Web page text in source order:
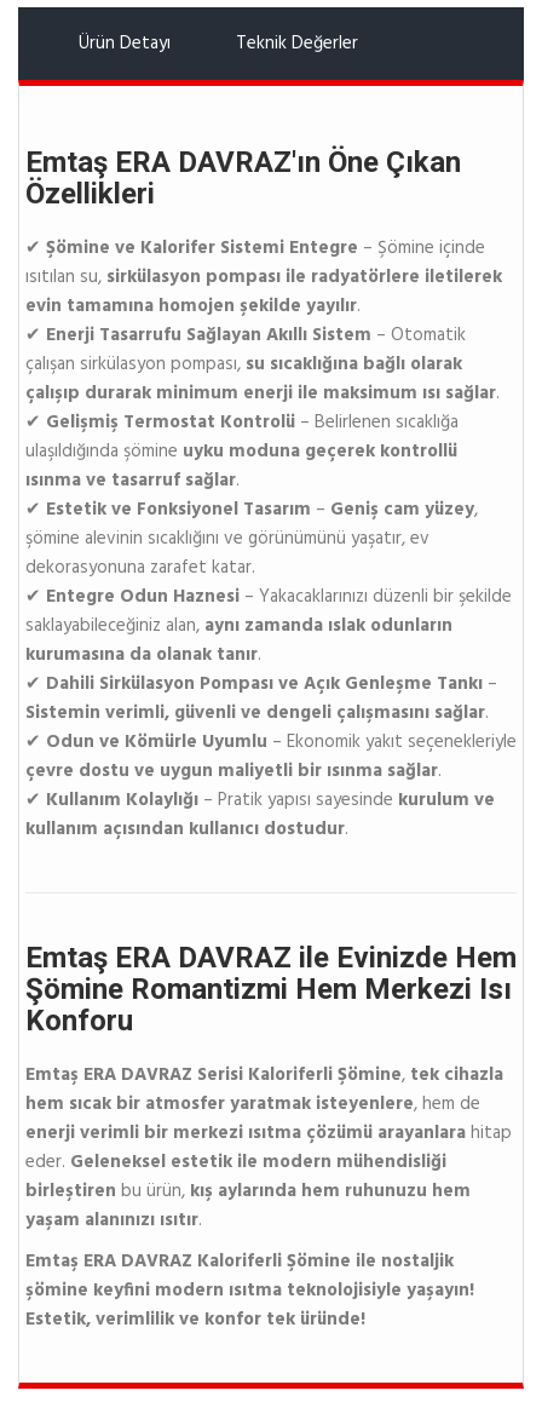
Ürün Detayı Teknik Değerler
Emtaş ERA DAVRAZ'ın Öne Çıkan
Özellikleri
✔ Şömine ve Kalorifer Sistemi Entegre – Şömine içinde
ısıtılan su, sirkülasyon pompası ile radyatörlere iletilerek
evin tamamına homojen şekilde yayılır.
✔ Enerji Tasarrufu Sağlayan Akıllı Sistem – Otomatik
çalışan sirkülasyon pompası, su sıcaklığına bağlı olarak
çalışıp durarak minimum enerji ile maksimum ısı sağlar.
✔ Gelişmiş Termostat Kontrolü – Belirlenen sıcaklığa
ulaşıldığında şömine uyku moduna geçerek kontrollü
ısınma ve tasarruf sağlar.
✔ Estetik ve Fonksiyonel Tasarım – Geniş cam yüzey,
şömine alevinin sıcaklığını ve görünümünü yaşatır, ev
dekorasyonuna zarafet katar.
✔ Entegre Odun Haznesi – Yakacaklarınızı düzenli bir şekilde
saklayabileceğiniz alan, aynı zamanda ıslak odunların
kurumasına da olanak tanır.
✔ Dahili Sirkülasyon Pompası ve Açık Genleşme Tankı –
Sistemin verimli, güvenli ve dengeli çalışmasını sağlar.
✔ Odun ve Kömürle Uyumlu – Ekonomik yakıt seçenekleriyle
çevre dostu ve uygun maliyetli bir ısınma sağlar.
✔ Kullanım Kolaylığı – Pratik yapısı sayesinde kurulum ve
kullanım açısından kullanıcı dostudur.
Emtaş ERA DAVRAZ ile Evinizde Hem
Şömine Romantizmi Hem Merkezi Isı
Konforu
Emtaş ERA DAVRAZ Serisi Kaloriferli Şömine, tek cihazla
hem sıcak bir atmosfer yaratmak isteyenlere, hem de
enerji verimli bir merkezi ısıtma çözümü arayanlarahitap
eder. Geleneksel estetik ile modern mühendisliği
birleştiren bu ürün, kış aylarında hem ruhunuzu hem
yaşam alanınızı ısıtır.
Emtaş ERA DAVRAZ Kaloriferli Şömine ile nostaljik
şömine keyfini modern ısıtma teknolojisiyle yaşayın!
Estetik, verimlilik ve konfor tek üründe!